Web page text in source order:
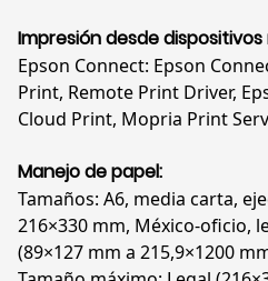
Impresión desde dispositivos
Epson Connect: Epson
Print, Remote Print Driver,
Cloud Print, Mopria Print
Manejo de papel:
Tamaños: A6, media carta,
216×330 mm, México-oficio,
(89×127 mm a 215,9×1200